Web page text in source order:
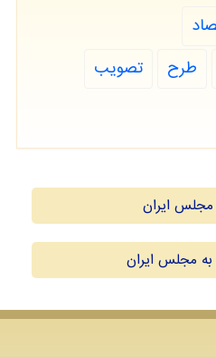
طرح
تصویب
مجلس ایران
مجلس ایران